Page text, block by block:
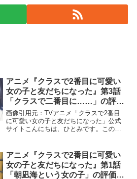
アニメ『クラスで2番目に可愛い
女の子と友だちになった』第3話
「クラスで二番目に……」の評価
と感想！！
画像引用元：TVアニメ「クラスで2番目
に可愛い女の子と友だちになった」公式
サイトこんにちは、ひとみです。この記
で二番目に……」の感想と評価について
お伝えいたします。...
アニメ『クラスで2番目に可愛い
女の子と友だちになった』第1話
「朝凪海という女の子」の評価と